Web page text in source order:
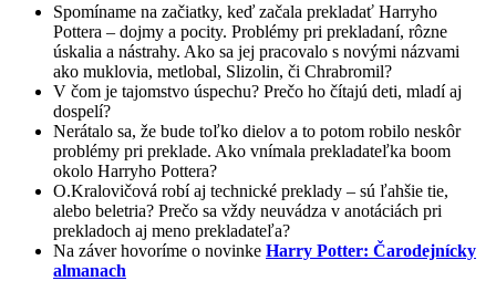
Spomíname na začiatky, keď začala prekladať Harryho
Pottera – dojmy a pocity. Problémy pri prekladaní, rôzne
úskalia a nástrahy. Ako sa jej pracovalo s novými názvami
ako muklovia, metlobal, Slizolin, či Chrabromil?
V čom je tajomstvo úspechu? Prečo ho čítajú deti, mladí aj
dospelí?
Nerátalo sa, že bude toľko dielov a to potom robilo neskôr
problémy pri preklade. Ako vnímala prekladateľka boom
okolo Harryho Pottera?
O.Kralovičová robí aj technické preklady – sú ľahšie tie,
alebo beletria? Prečo sa vždy neuvádza v anotáciách pri
prekladoch aj meno prekladateľa?
Na záver hovoríme o novinke Harry Potter: Čarodejnícky
almanach